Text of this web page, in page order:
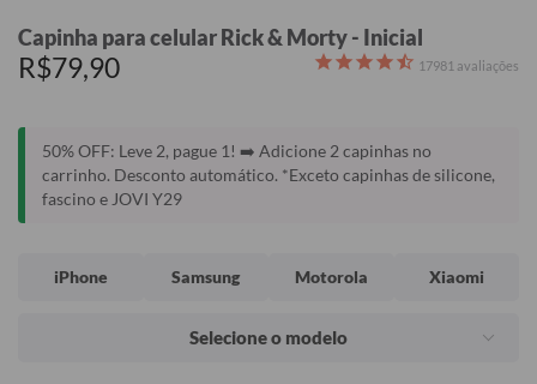
Capinha para celular Rick & Morty - Inicial
R$79,90 17981 avaliações
50% OFF: Leve 2, pague 1! ➡️ Adicione 2 capinhas no
carrinho. Desconto automático. *Exceto capinhas de silicone,
fascino e JOVI Y29
iPhone Samsung Motorola Xiaomi
Selecione o modelo